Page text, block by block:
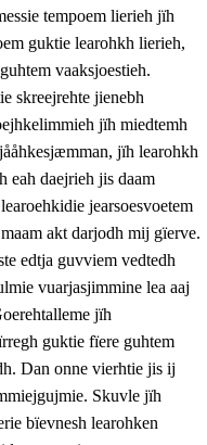
tempoem lierieh jïh
guktie learohkh lierieh,
vaaksjoestieh.
skreejrehte jienebh
jïh miedtemh
jïh learohkh
eah daejrieh jis daam
jearsoesvoetem
akt darjodh mij gïerve.
edtja guvviem vedtedh
vuarjasjimmine lea aaj
jïh
guktie fïere guhtem
Dan onne vierhtie jis ij
Skuvle jïh
bïevnesh learohken